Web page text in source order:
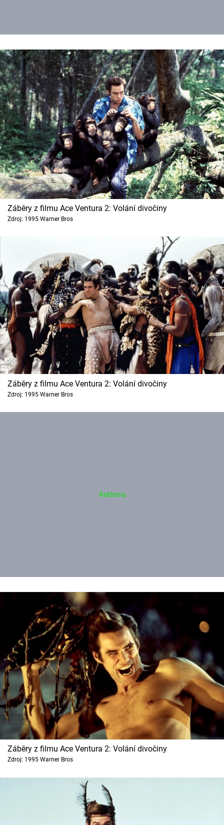
Záběry z filmu Ace Ventura 2: Volání divočiny
Zdroj: 1995 Warner Bros
Záběry z filmu Ace Ventura 2: Volání divočiny
Zdroj: 1995 Warner Bros
Záběry z filmu Ace Ventura 2: Volání divočiny
Zdroj: 1995 Warner Bros